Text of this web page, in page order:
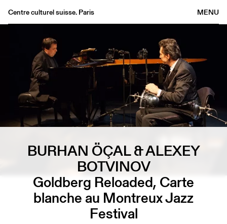
MENU
Centre culturel suisse. Paris
Buvette
Archives
Médiathèque
Informations
EN
BURHAN ÖÇAL & ALEXEY
BOTVINOV
Goldberg Reloaded, Carte
blanche au Montreux Jazz
Festival